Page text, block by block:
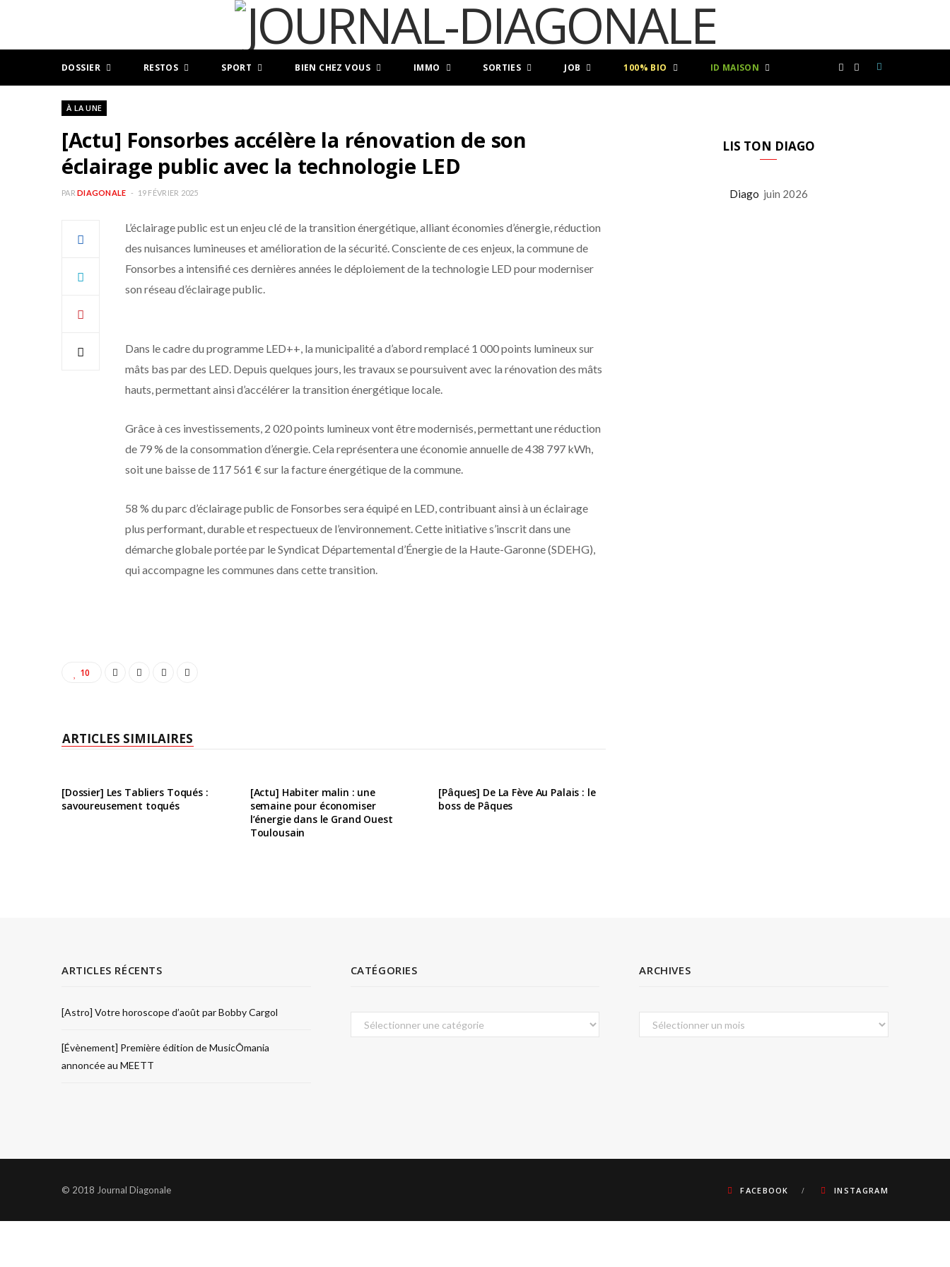
DOSSIER RESTOS SPORT BIEN CHEZ VOUS IMMO SORTIES JOB 100% BIO ID MAISON
À LA UNE
[Actu] Fonsorbes accélère la rénovation de son
éclairage public avec la technologie LED
PAR DIAGONALE 19 FÉVRIER 2025
L’éclairage public est un enjeu clé de la transition énergétique, alliant économies d’énergie, réduction
des nuisances lumineuses et amélioration de la sécurité. Consciente de ces enjeux, la commune de
Fonsorbes a intensifié ces dernières années le déploiement de la technologie LED pour moderniser
son réseau d’éclairage public.
Dans le cadre du programme LED++, la municipalité a d’abord remplacé 1 000 points lumineux sur
mâts bas par des LED. Depuis quelques jours, les travaux se poursuivent avec la rénovation des mâts
hauts, permettant ainsi d’accélérer la transition énergétique locale.
Grâce à ces investissements, 2 020 points lumineux vont être modernisés, permettant une réduction
de 79 % de la consommation d’énergie. Cela représentera une économie annuelle de 438 797 kWh,
soit une baisse de 117 561 € sur la facture énergétique de la commune.
58 % du parc d’éclairage public de Fonsorbes sera équipé en LED, contribuant ainsi à un éclairage
plus performant, durable et respectueux de l’environnement. Cette initiative s’inscrit dans une
démarche globale portée par le Syndicat Départemental d’Énergie de la Haute-Garonne (SDEHG),
qui accompagne les communes dans cette transition.
10
ARTICLES SIMILAIRES
[Dossier] Les Tabliers Toqués :
savoureusement toqués
[Actu] Habiter malin : une
semaine pour économiser
l’énergie dans le Grand Ouest
Toulousain
[Pâques] De La Fève Au Palais : le
boss de Pâques
LIS TON DIAGO
Diago juin 2026
ARTICLES RÉCENTS
[Astro] Votre horoscope d’août par Bobby Cargol
[Évènement] Première édition de MusicÔmania
annoncée au MEETT
CATÉGORIES
Catégories
ARCHIVES
Archives
© 2018 Journal Diagonale FACEBOOK INSTAGRAM